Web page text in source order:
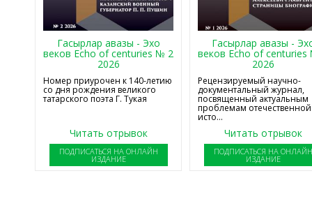
Гасырлар авазы - Эхо
веков Echo of centuries № 2
2026
Номер приурочен к 140-летию
со дня рождения великого
татарского поэта Г. Тукая
Читать отрывок
ПОДПИСАТЬСЯ НА ОНЛАЙН
ИЗДАНИЕ
Гасырлар авазы -
веков Echo of
2026
Рецензируемый научно-
документальный журнал,
посвященный актуальным
проблемам отечественной
исто...
Читать отрывок
ПОДПИСАТЬСЯ НА
ИЗДАНИЕ